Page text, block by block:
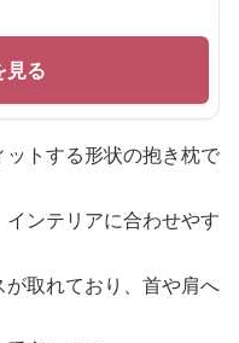
見る
トする形状の抱き枕で
ンテリアに合わせやす
取れており、首や肩へ